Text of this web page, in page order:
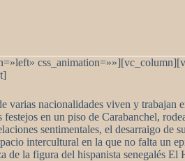
varias nacionalidades viven y trabajan
en un piso de Carabanchel,
sentimentales, el desarraigo
intercultural en la que no falta un
de la figura del hispanista senegalés